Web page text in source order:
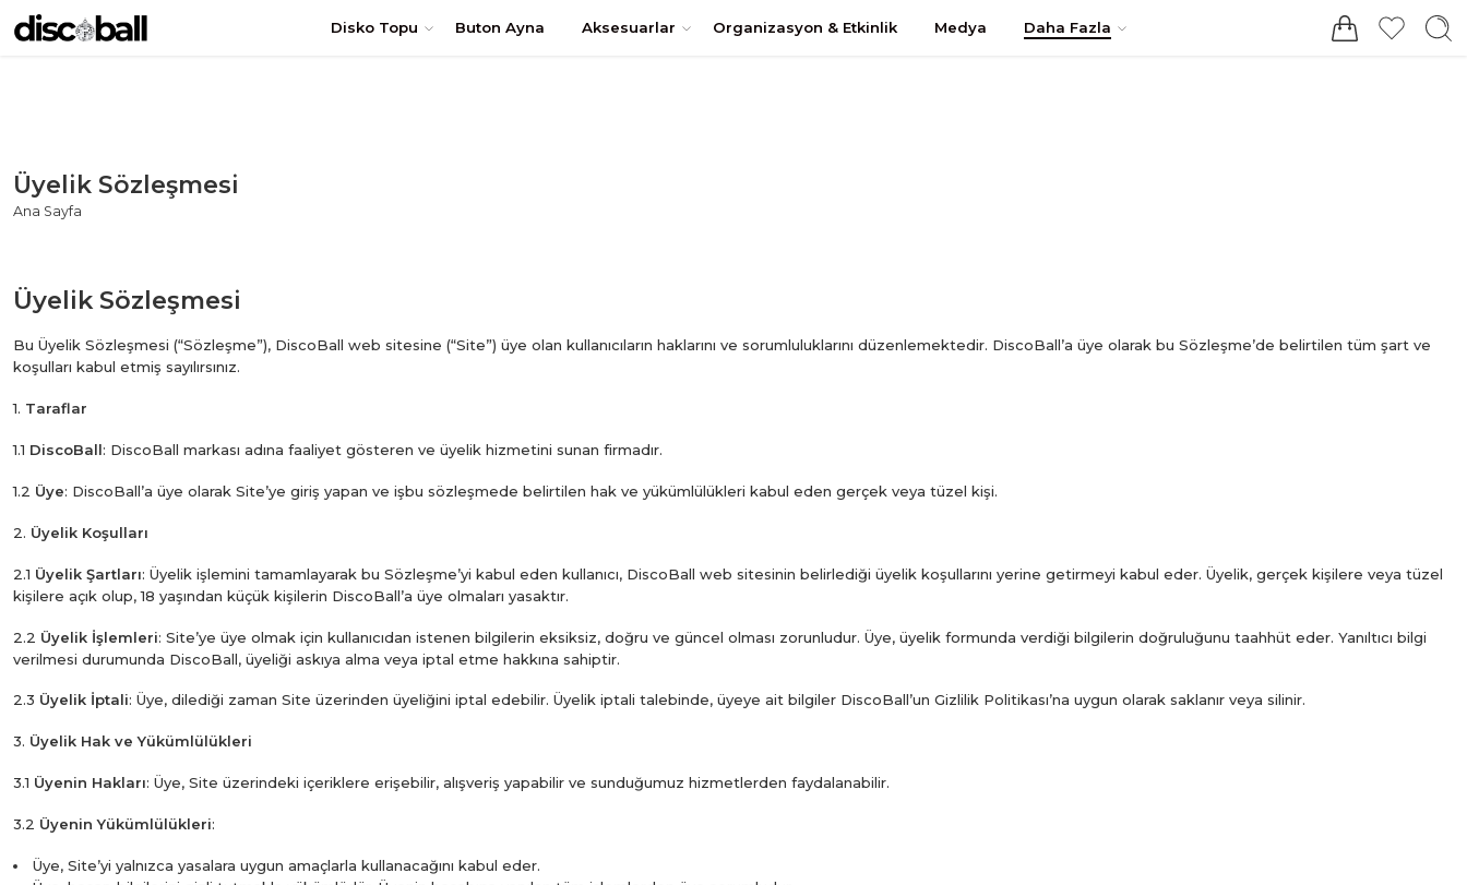
TÜRKİYE'nin en uygun DİSKO TOPU fiyatları! Hemen Sipariş Oluştur Giriş / Kayıt
Disko Topu Buton Ayna Aksesuarlar Organizasyon & Etkinlik Medya Daha Fazla
Üyelik Sözleşmesi
Ana Sayfa
Üyelik Sözleşmesi
Bu Üyelik Sözleşmesi (“Sözleşme”), DiscoBall web sitesine (“Site”) üye olan kullanıcıların haklarını ve sorumluluklarını düzenlemektedir. DiscoBall’a üye olarak bu Sözleşme’de belirtilen tüm şart ve
koşulları kabul etmiş sayılırsınız.
1. Taraflar
1.1 DiscoBall: DiscoBall markası adına faaliyet gösteren ve üyelik hizmetini sunan firmadır.
1.2 Üye: DiscoBall’a üye olarak Site’ye giriş yapan ve işbu sözleşmede belirtilen hak ve yükümlülükleri kabul eden gerçek veya tüzel kişi.
2. Üyelik Koşulları
2.1 Üyelik Şartları: Üyelik işlemini tamamlayarak bu Sözleşme’yi kabul eden kullanıcı, DiscoBall web sitesinin belirlediği üyelik koşullarını yerine getirmeyi kabul eder. Üyelik, gerçek kişilere veya tüzel
kişilere açık olup, 18 yaşından küçük kişilerin DiscoBall’a üye olmaları yasaktır.
2.2 Üyelik İşlemleri: Site’ye üye olmak için kullanıcıdan istenen bilgilerin eksiksiz, doğru ve güncel olması zorunludur. Üye, üyelik formunda verdiği bilgilerin doğruluğunu taahhüt eder. Yanıltıcı bilgi
verilmesi durumunda DiscoBall, üyeliği askıya alma veya iptal etme hakkına sahiptir.
2.3 Üyelik İptali: Üye, dilediği zaman Site üzerinden üyeliğini iptal edebilir. Üyelik iptali talebinde, üyeye ait bilgiler DiscoBall’un Gizlilik Politikası’na uygun olarak saklanır veya silinir.
3. Üyelik Hak ve Yükümlülükleri
3.1 Üyenin Hakları: Üye, Site üzerindeki içeriklere erişebilir, alışveriş yapabilir ve sunduğumuz hizmetlerden faydalanabilir.
3.2 Üyenin Yükümlülükleri:
Üye, Site’yi yalnızca yasalara uygun amaçlarla kullanacağını kabul eder.